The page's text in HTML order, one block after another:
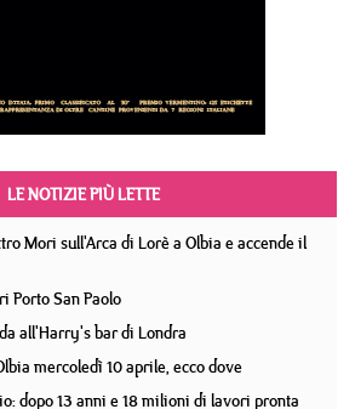
LE NOTIZIE PIÙ LETTE
Mori sull'Arca di Lorè a Olbia e accende il
Porto San Paolo
all'Harry's bar di Londra
mercoledì 10 aprile, ecco dove
dopo 13 anni e 18 milioni di lavori pronta